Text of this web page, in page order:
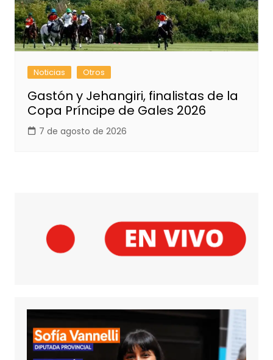
Noticias Otros
Gastón y Jehangiri, finalistas de la
Copa Príncipe de Gales 2026
7 de agosto de 2026